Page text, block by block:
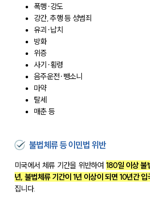
폭행·강도
강간, 추행 등 성범죄
유괴·납치
방화
위증
사기·횡령
음주운전·뺑소니
마약
탈세
매춘 등
불법체류 등 이민법 위반
미국에서 체류 기간을 위반하여 180일 이상 불
년, 불법체류 기간이 1년 이상이 되면 10년간 입
집니다.